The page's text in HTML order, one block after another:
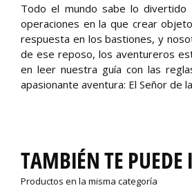
Todo el mundo sabe lo
operaciones en la que crear
respuesta en los bastiones, y
de ese reposo, los aventureros
en leer nuestra guía con las
apasionante aventura: El Señor de
TAMBIÉN TE PUEDE
Productos en la misma categoría